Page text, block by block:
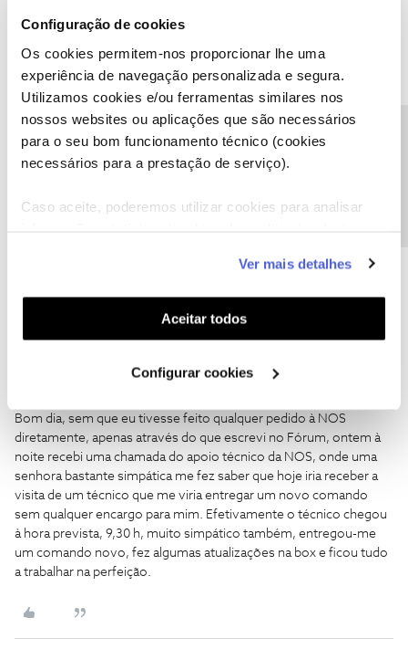
Configuração de cookies
Os cookies permitem-nos proporcionar lhe uma
experiência de navegação personalizada e segura.
Utilizamos cookies e/ou ferramentas similares nos
nossos websites ou aplicações que são necessários
para o seu bom funcionamento técnico (cookies
necessários para a prestação de serviço).
Caso aceite, poderemos utilizar cookies para analisar
funcionalidades (cookies de personalização e
funcionalidade) e adaptar anúncios aos seus interesses
(cookies de publicidade personalizada). Pode gerir a
utilização dos cookies clicando em "Configurar
Ver mais detalhes
Aceitar todos
Configurar cookies
Tiago C.
Olá@Jose Rodrigues,
Uma vez que se trata de uma situação especifica com o seu
comando, pedimos que nos ligue, para fazermos alguns
despistes técnicos.
Saibaaquipara onde ligar.
Bom dia, sem que eu tivesse feito qualquer pedido à NOS
diretamente, apenas através do que escrevi no Fórum, ontem à
noite recebi uma chamada do apoio técnico da NOS, onde uma
senhora bastante simpática me fez saber que hoje iria receber a
visita de um técnico que me viria entregar um novo comando
sem qualquer encargo para mim. Efetivamente o técnico chegou
à hora prevista, 9,30 h, muito simpático também, entregou-me
um comando novo, fez algumas atualizações na box e ficou tudo
a trabalhar na perfeição.